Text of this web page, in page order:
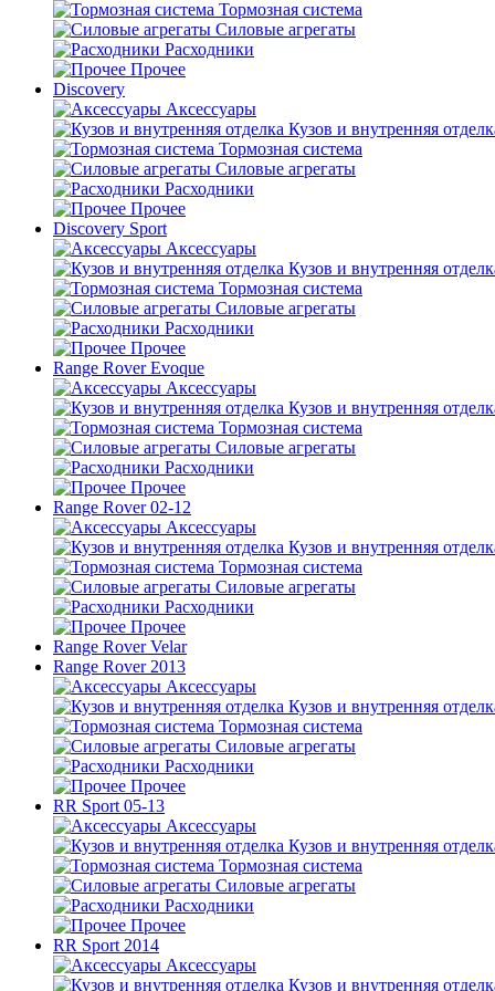
Тормозная система
Силовые агрегаты
Расходники
Прочее
Discovery
Аксессуары
Кузов и внутренняя
Тормозная система
Силовые агрегаты
Расходники
Прочее
Discovery Sport
Аксессуары
Кузов и внутренняя
Тормозная система
Силовые агрегаты
Расходники
Прочее
Range Rover Evoque
Аксессуары
Кузов и внутренняя
Тормозная система
Силовые агрегаты
Расходники
Прочее
Range Rover 02-12
Аксессуары
Кузов и внутренняя
Тормозная система
Силовые агрегаты
Расходники
Прочее
Range Rover Velar
Range Rover 2013
Аксессуары
Кузов и внутренняя
Тормозная система
Силовые агрегаты
Расходники
Прочее
RR Sport 05-13
Аксессуары
Кузов и внутренняя
Тормозная система
Силовые агрегаты
Расходники
Прочее
RR Sport 2014
Аксессуары
Кузов и внутренняя